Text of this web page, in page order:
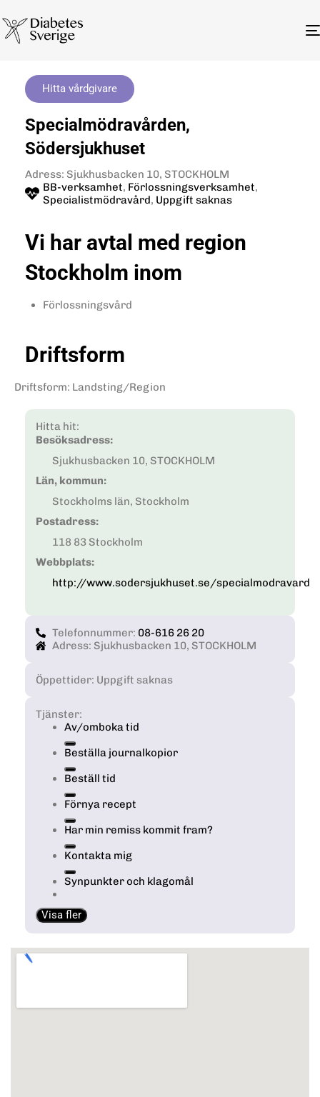
Hitta vårdgivare
Specialmödravården,
Södersjukhuset
Adress: Sjukhusbacken 10, STOCKHOLM
BB-verksamhet, Förlossningsverksamhet,
Specialistmödravård, Uppgift saknas
Vi har avtal med region
Stockholm inom
Förlossningsvård
Driftsform
Driftsform: Landsting/Region
Hitta hit:
Besöksadress:
Sjukhusbacken 10, STOCKHOLM
Län, kommun:
Stockholms län, Stockholm
Postadress:
118 83 Stockholm
Webbplats:
http://www.sodersjukhuset.se/specialmodravard
Telefonnummer: 08-616 26 20
Adress: Sjukhusbacken 10, STOCKHOLM
Öppettider: Uppgift saknas
Tjänster:
Av/omboka tid
Beställa journalkopior
Beställ tid
Förnya recept
Har min remiss kommit fram?
Kontakta mig
Synpunkter och klagomål
Visa fler